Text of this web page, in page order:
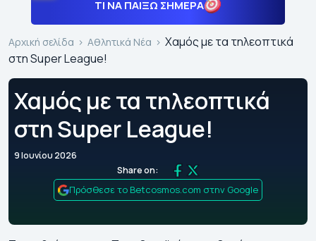
ΤΙ ΝΑ ΠΑΊΞΩ ΣΉΜΕΡΑ
Αρχική σελίδα Αθλητικά Νέα
Χαμός με τα τηλεοπτικά
στη Super League!
Χαμός με τα τηλεοπτικά
στη Super League!
9 Ιουνίου 2026
Share on:
Πρόσθεσε το Betcosmos.com στην Google